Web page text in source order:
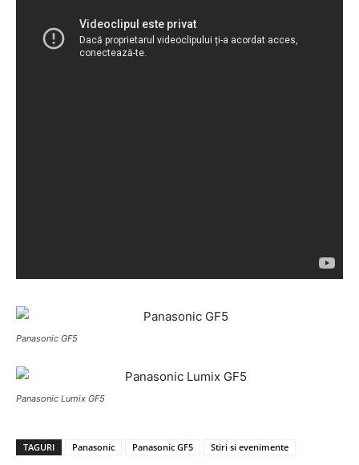
Panasonic GF5
Panasonic Lumix GF5
TAGURI Panasonic Panasonic GF5 Stiri si evenimente